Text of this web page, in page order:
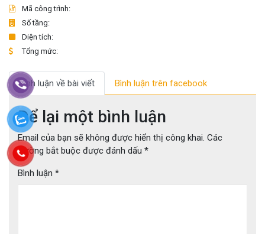
Mã công trình:
Số tầng:
Diện tích:
Tổng mức:
Bình luận về bài viết Bình luận trên facebook
Để lại một bình luận
Email của bạn sẽ không được hiển thị công khai. Các
trường bắt buộc được đánh dấu *
Bình luận *